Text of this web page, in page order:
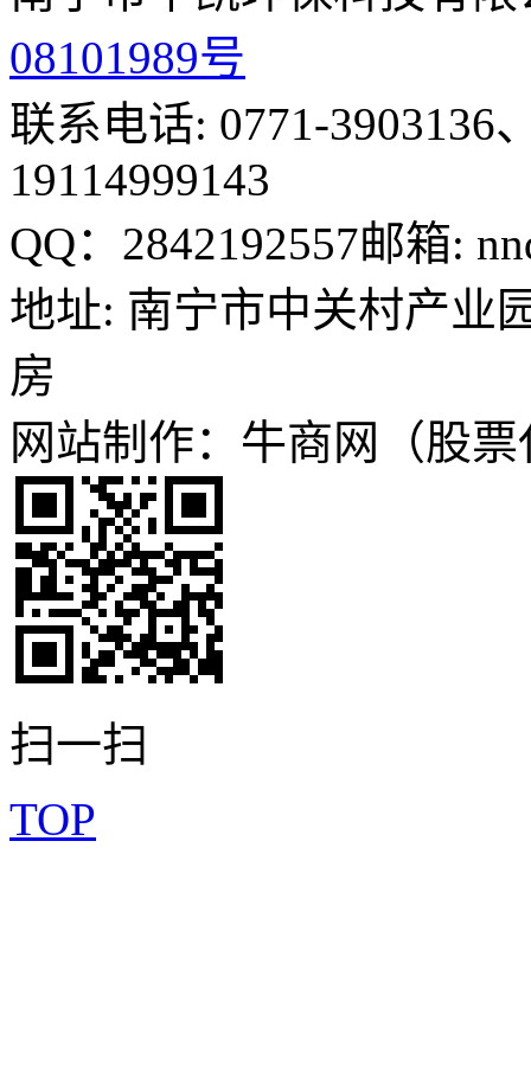
08101989号
联系电话: 0771-3903136
19114999143
QQ：2842192557邮箱:
地址: 南宁市中关村产业
房
网站制作：牛商网（股票
扫一扫
TOP